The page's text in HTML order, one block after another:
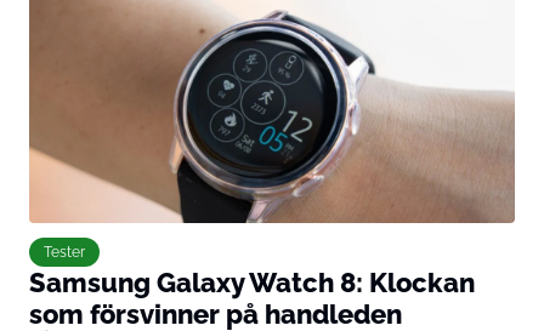
Tester
Samsung Galaxy Watch 8: Klockan
som försvinner på handleden